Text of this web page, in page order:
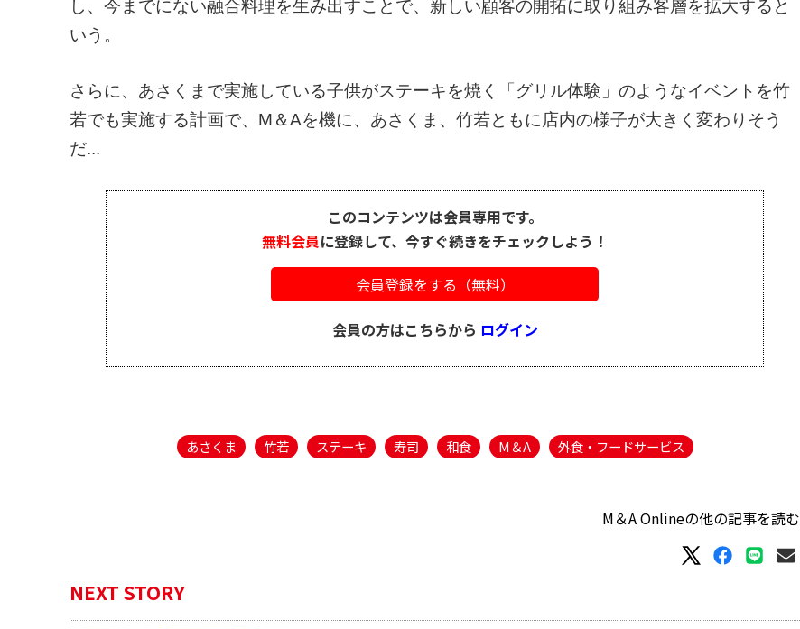
し、今までにない融合料理を生み出すことで、新しい顧客の開拓に取り組み客層を拡大すると
いう。
さらに、あさくまで実施している子供がステーキを焼く「グリル体験」のようなイベントを竹
若でも実施する計画で、M＆Aを機に、あさくま、竹若ともに店内の様子が大きく変わりそう
だ...
このコンテンツは会員専用です。
無料会員に登録して、今すぐ続きをチェックしよう！
会員登録をする（無料）
会員の方はこちらから ログイン
あさくま 竹若 ステーキ 寿司 和食 M＆A 外食・フードサービス
M＆A Onlineの他の記事を読む
NEXT STORY